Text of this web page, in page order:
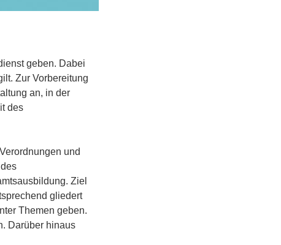
geben. Dabei
Zur Vorbereitung
an, in der
des
und
Ziel
gliedert
Themen geben.
Darüber hinaus